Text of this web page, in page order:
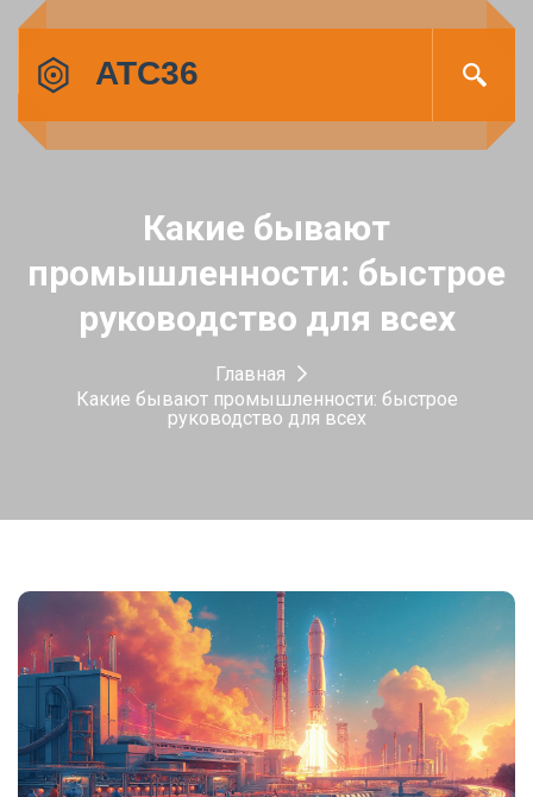
Какие бывают
промышленности: быстрое
руководство для всех
Главная
Какие бывают промышленности: быстрое
руководство для всех